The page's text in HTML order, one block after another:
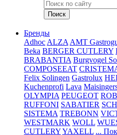
Бренды
Adhoc ALZA AMT
Beka BERGER CUTLERY
BRABANTIA Burgvogel
COMPOSEEAT
Felix Solingen Gastrolux
Kuchenprofi Lava
OLYMPIA PEUGEOT
RUFFONI SABATIER
SISTEMA TREBONN
WESTMARK WOLL
CUTLERYYAXELL ...